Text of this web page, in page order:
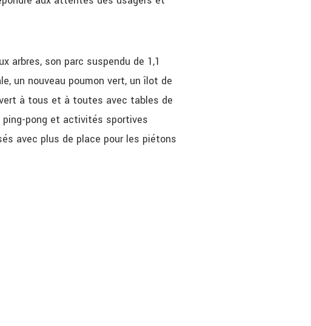
arbres, son parc suspendu de 1,1
un nouveau poumon vert, un îlot de
à tous et à toutes avec tables de
ping-pong et activités sportives
avec plus de place pour les piétons